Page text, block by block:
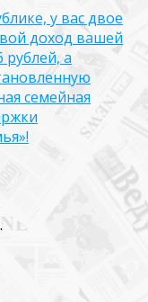
у вас двое
доход вашей
рублей, а
семейная